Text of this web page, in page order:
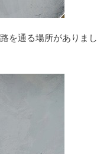
を通る場所がありまし